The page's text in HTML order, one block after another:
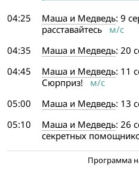
04:25 Маша и Медведь: 9
расставайтесь м/с
04:35
Маша и Медведь: 20
04:45
Маша и Медведь: 11
Сюрприз! м/с
05:00
Маша и Медведь: 13
05:10
Маша и Медведь: 26
секретных
Программа